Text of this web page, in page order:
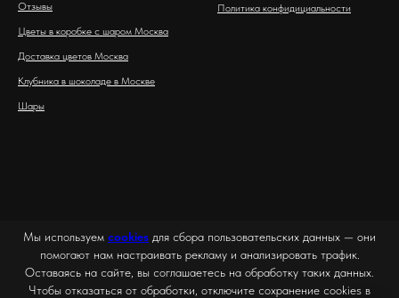
Отзывы
Цветы в коробке с шаром Москва
Доставка цветов Москва
Клубника в шоколаде в Москве
Шары
Политика конфидициальности
Мы используем cookies для сбора пользовательских данных — они
помогают нам настраивать рекламу и анализировать трафик.
Оставаясь на сайте, вы соглашаетесь на обработку таких данных.
Чтобы отказаться от обработки, отключите сохранение cookies в